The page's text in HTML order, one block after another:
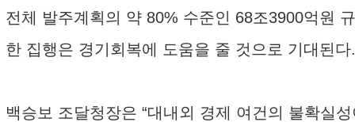
전체 발주계획의 약 80% 수준인 68조3900억원
한 집행은 경기회복에 도움을 줄 것으로 기대된다.
백승보 조달청장은 “대내외 경제 여건의 불확실